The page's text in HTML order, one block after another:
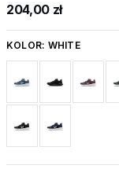
204,00 zł
KOLOR: WHITE